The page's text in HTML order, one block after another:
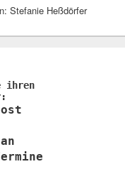
Stefanie Heßdörfer
ihren